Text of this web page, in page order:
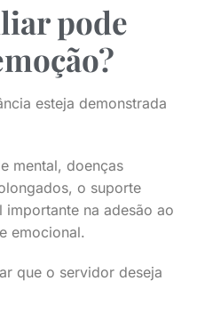
pode
esteja demonstrada
mental, doenças
o suporte
na adesão ao
emocional.
que o servidor deseja